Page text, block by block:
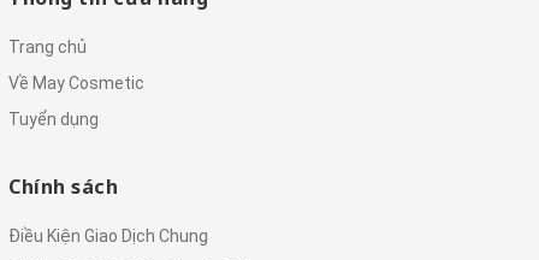
Trang chủ
Về May Cosmetic
Tuyển dụng
Chính sách
Điều Kiện Giao Dịch Chung